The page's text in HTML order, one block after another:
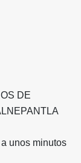
DE
unos minutos